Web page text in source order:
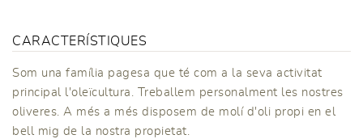
CARACTERÍSTIQUES
Som una família pagesa que té com a la seva activitat
principal l'oleïcultura. Treballem personalment les nostres
oliveres. A més a més disposem de molí d'oli propi en el
bell mig de la nostra propietat.